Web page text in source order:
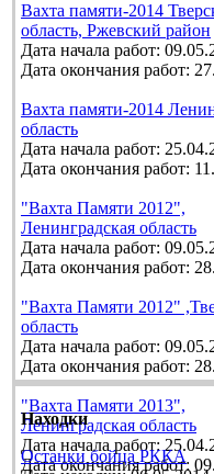
Вахта памяти-2014
область, Ржевский район
Дата начала работ:
Дата окончания работ:
Вахта памяти-2014
область
Дата начала работ:
Дата окончания работ:
"Вахта Памяти 2012",
Ленинградская область
Дата начала работ:
Дата окончания работ:
"Вахта Памяти 2012"
область
Дата начала работ:
Дата окончания работ:
"Вахта Памяти 2013",
Ленинградская область
Дата начала работ:
Дата окончания работ:
Находки
Останки бойца РККА